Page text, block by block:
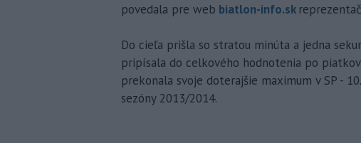
povedala pre web biatlon-info.sk
Do cieľa prišla so stratou minúta a jedna
pripísala do celkového hodnotenia po
prekonala svoje doterajšie maximum v SP -
sezóny 2013/2014.